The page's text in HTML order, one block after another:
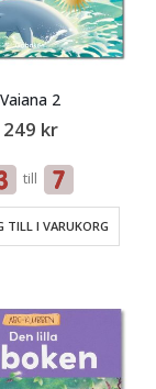
Vaiana 2
249 kr
till
TILL I VARUKORG